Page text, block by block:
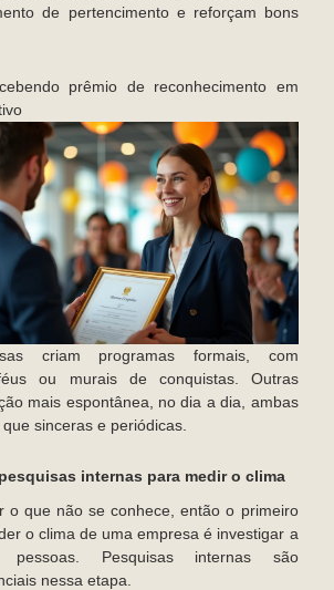
de pertencimento e reforçam bons
criam programas formais, com
ou murais de conquistas. Outras
mais espontânea, no dia a dia, ambas
sinceras e periódicas.
internas para medir o clima
o que não se conhece, então o primeiro
o clima de uma empresa é investigar a
pessoas. Pesquisas internas são
nessa etapa.